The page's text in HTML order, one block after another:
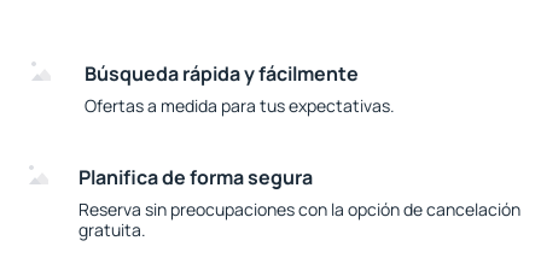
Búsqueda rápida y fácilmente
Ofertas a medida para tus expectativas.
Planifica de forma segura
Reserva sin preocupaciones con la opción de cancelación
gratuita.